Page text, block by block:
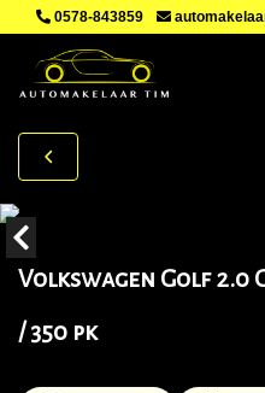
0578-843859
Volkswagen Golf 2.0
/ 350 pk